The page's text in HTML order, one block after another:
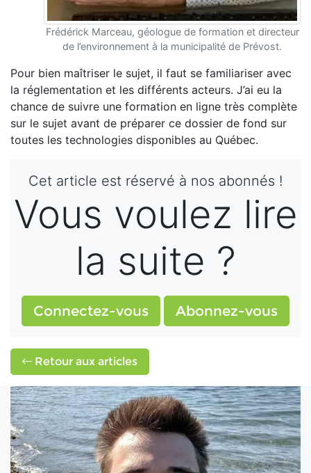
Frédérick Marceau, géologue de formation et directeur
de l’environnement à la municipalité de Prévost.
Pour bien maîtriser le sujet, il faut se familiariser avec
la réglementation et les différents acteurs. J’ai eu la
chance de suivre une formation en ligne très complète
sur le sujet avant de préparer ce dossier de fond sur
toutes les technologies disponibles au Québec.
Cet article est réservé à nos abonnés !
Vous voulez lire
la suite ?
Connectez-vous Abonnez-vous
Retour aux articles